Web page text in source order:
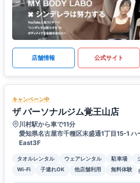
店舗情報 公式サイト
キャンペーン中
ザ パーソナルジム覚王山店
川村駅から車で11分
愛知県名古屋市千種区末盛通1丁目15-1
East3F
タオルレンタル ウェアレンタル 駐車場
Wi-Fi
子連れOK 他店舗利用 無料体験